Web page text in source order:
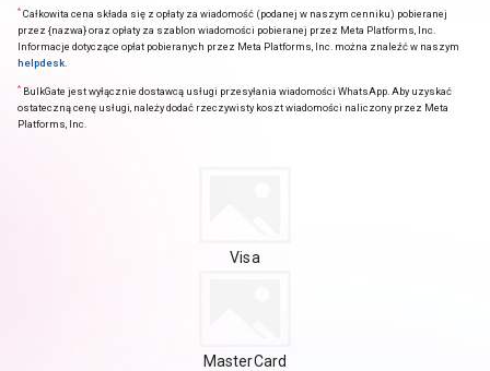
* Całkowita cena składa się z opłaty za wiadomość (podanej w naszym cenniku) pobieranej
przez {nazwa} oraz opłaty za szablon wiadomości pobieranej przez Meta Platforms, Inc.
Informacje dotyczące opłat pobieranych przez Meta Platforms, Inc. można znaleźć w naszym
helpdesk.
* BulkGate jest wyłącznie dostawcą usługi przesyłania wiadomości WhatsApp. Aby uzyskać
ostateczną cenę usługi, należy dodać rzeczywisty koszt wiadomości naliczony przez Meta
Platforms, Inc.
Visa
MasterCard